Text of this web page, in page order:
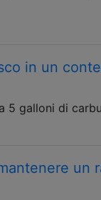
in un
galloni di
un